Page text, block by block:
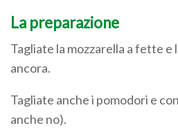
La preparazione
Tagliate la mozzarella a fette e
ancora.
Tagliate anche i pomodori e
anche no).